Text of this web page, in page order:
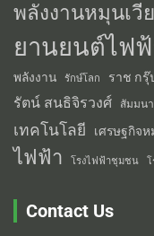
พลังงานหมุนเวี
ยานยนต์ไฟ
พลังงาน
รักษ์โลก ราช กรุ๊
รัตน์ สนธิจิรวงศ์
สัมมน
เทคโนโลยี เศรษฐกิจ
ไฟฟ้า
โรงไฟฟ้าชุมชน
Contact Us